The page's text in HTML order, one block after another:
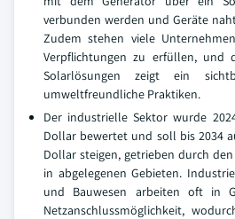
verbunden werden und Geräte
Zudem stehen viele
Verpflichtungen zu erfüllen, und
Solarlösungen zeigt ein
umweltfreundliche Praktiken.
Der industrielle Sektor wurde
Dollar bewertet und soll bis 2034
Dollar steigen, getrieben durch
in abgelegenen Gebieten.
und Bauwesen arbeiten oft in
Netzanschlussmöglichkeit,